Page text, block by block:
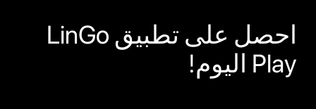
احصل على تطبيق LinGo
Play اليوم!